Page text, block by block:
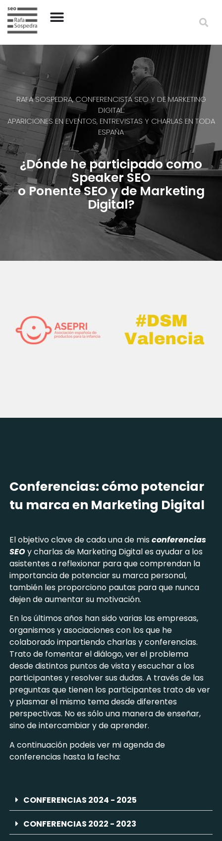
RAFA SOSPEDRA, CONFERENCISTA SEO Y DE MARKETING
DIGITAL:
APARICIONES EN EVENTOS, ENTREVISTAS Y CHARLAS EN TODA
ESPAÑA
¿Dónde he participado como
Speaker SEO
o Ponente SEO y de Marketing
Digital?
Conferencias: cómo potenciar
tu marca en Marketing Digital
El objetivo clave de cada una de mis conferencias
SEOy charlas de Marketing Digital es ayudar a los
asistentes a reflexionar para que comprendan la
importancia de potenciar su marca personal,
también les proporciono pautas para que nunca
dejen de aumentar su motivación.
En los últimos años han sido varias las empresas,
organismos y asociaciones con los que he
colaborado impartiendo charlas y conferencias.
Trato de fomentar el diálogo, ver el problema
desde distintos puntos de vista y escuchar a los
participantes y resolver sus dudas. A través de las
preguntas que tienen los participantes trato de ver
y plasmar el mismo tema desde diferentes
perspectivas. No es sólo una manera de enseñar,
sino de intercambiar y de aprender.
A continuación podeis ver mi agenda de
conferencias hasta la fecha:
CONFERENCIAS 2024 - 2025
CONFERENCIAS 2022 - 2023